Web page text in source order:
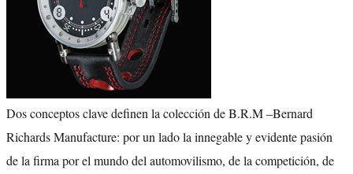
Dos conceptos clave definen la colección de B.R.M –Bernard
Richards Manufacture: por un lado la innegable y evidente pasión
de la firma por el mundo del automovilismo, de la competición, de